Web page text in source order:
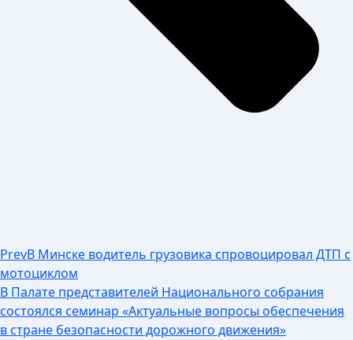
PrevВ Минске водитель грузовика спровоцировал ДТП с
мотоциклом
В Палате представителей Национального собрания
состоялся семинар «Актуальные вопросы обеспечения
в стране безопасности дорожного движения»